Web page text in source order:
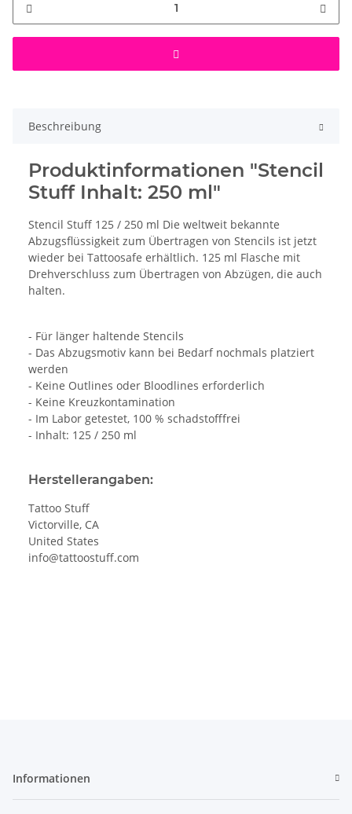
Beschreibung
Produktinformationen "Stencil
Stuff Inhalt: 250 ml"
Stencil Stuff 125 / 250 ml Die weltweit bekannte
Abzugsflüssigkeit zum Übertragen von Stencils ist jetzt
wieder bei Tattoosafe erhältlich. 125 ml Flasche mit
Drehverschluss zum Übertragen von Abzügen, die auch
halten.
- Für länger haltende Stencils
- Das Abzugsmotiv kann bei Bedarf nochmals platziert
werden
- Keine Outlines oder Bloodlines erforderlich
- Keine Kreuzkontamination
- Im Labor getestet, 100 % schadstofffrei
- Inhalt: 125 / 250 ml
Herstellerangaben:
Tattoo Stuff
Victorville, CA
United States
info@tattoostuff.com
Informationen